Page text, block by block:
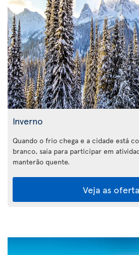
Inverno
Quando o frio chega e a cidade está
branco, saia para participar em
manterão quente.
Veja as